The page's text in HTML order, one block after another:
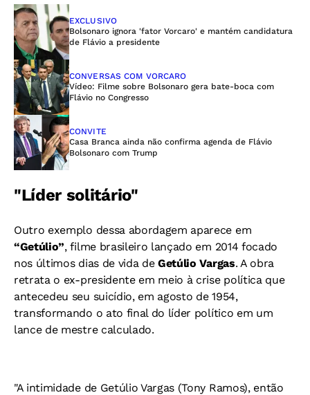
EXCLUSIVO
Bolsonaro ignora 'fator Vorcaro' e mantém candidatura
de Flávio a presidente
CONVERSAS COM VORCARO
Vídeo: Filme sobre Bolsonaro gera bate-boca com
Flávio no Congresso
CONVITE
Casa Branca ainda não confirma agenda de Flávio
Bolsonaro com Trump
"Líder solitário"
Outro exemplo dessa abordagem aparece em
“Getúlio”, filme brasileiro lançado em 2014 focado
nos últimos dias de vida deGetúlio Vargas. A obra
retrata o ex-presidente em meio à crise política que
antecedeu seu suicídio, em agosto de 1954,
transformando o ato final do líder político em um
lance de mestre calculado.
"A intimidade de Getúlio Vargas (Tony Ramos), então